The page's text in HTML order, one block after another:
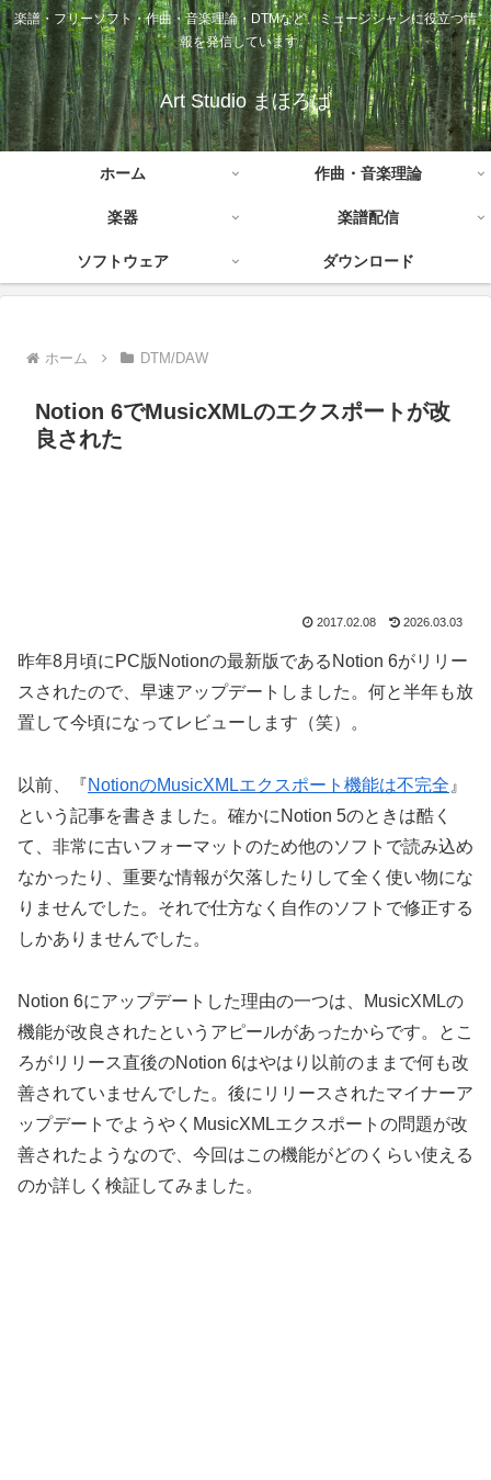
楽譜・フリーソフト・作曲・音楽理論・DTMなど、ミュージシャンに役立つ情
報を発信しています。
Art Studio まほろば
ホーム 作曲・音楽理論
楽器 楽譜配信
ソフトウェア ダウンロード
ホーム DTM/DAW
Notion 6でMusicXMLのエクスポートが改
良された
2017.02.08 2026.03.03
昨年8月頃にPC版Notionの最新版であるNotion 6がリリー
スされたので、早速アップデートしました。何と半年も放
置して今頃になってレビューします（笑）。
以前、『NotionのMusicXMLエクスポート機能は不完全 』
という記事を書きました。確かにNotion 5のときは酷く
て、非常に古いフォーマットのため他のソフトで読み込め
なかったり、重要な情報が欠落したりして全く使い物にな
りませんでした。それで仕方なく自作のソフトで修正する
しかありませんでした。
Notion 6にアップデートした理由の一つは、MusicXMLの
機能が改良されたというアピールがあったからです。とこ
ろがリリース直後のNotion 6はやはり以前のままで何も改
善されていませんでした。後にリリースされたマイナーア
ップデートでようやくMusicXMLエクスポートの問題が改
善されたようなので、今回はこの機能がどのくらい使える
のか詳しく検証してみました。